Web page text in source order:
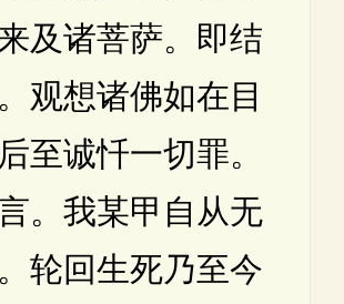
及诸菩萨。即结
观想诸佛如在目
至诚忏一切罪。
。我某甲自从无
轮回生死乃至今